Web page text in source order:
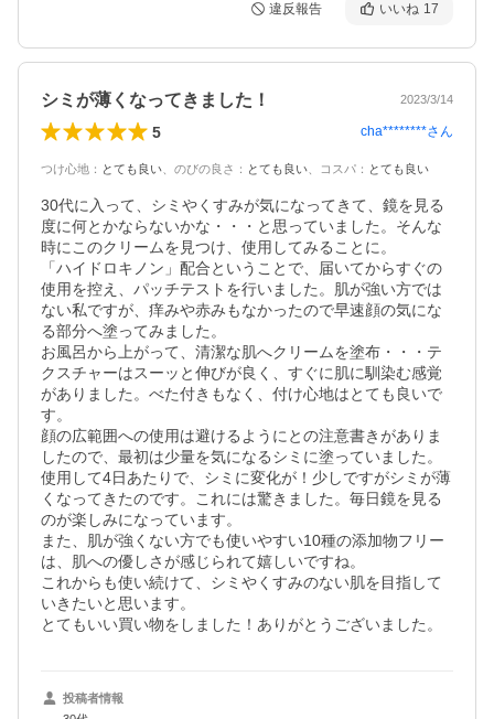
違反報告 いいね 17
シミが薄くなってきました！ 2023/3/14
5 cha********さん
つけ心地 ： とても良い のびの良さ ： とても良い コスパ ： とても良い
30代に入って、シミやくすみが気になってきて、鏡を見る
度に何とかならないかな・・・と思っていました。そんな
時にこのクリームを見つけ、使用してみることに。
「ハイドロキノン」配合ということで、届いてからすぐの
使用を控え、パッチテストを行いました。肌が強い方では
ない私ですが、痒みや赤みもなかったので早速顔の気にな
る部分へ塗ってみました。
お風呂から上がって、清潔な肌へクリームを塗布・・・テ
クスチャーはスーッと伸びが良く、すぐに肌に馴染む感覚
がありました。べた付きもなく、付け心地はとても良いで
す。
顔の広範囲への使用は避けるようにとの注意書きがありま
したので、最初は少量を気になるシミに塗っていました。
使用して4日あたりで、シミに変化が！少しですがシミが薄
くなってきたのです。これには驚きました。毎日鏡を見る
のが楽しみになっています。
また、肌が強くない方でも使いやすい10種の添加物フリー
は、肌への優しさが感じられて嬉しいですね。
これからも使い続けて、シミやくすみのない肌を目指して
いきたいと思います。
投稿者情報